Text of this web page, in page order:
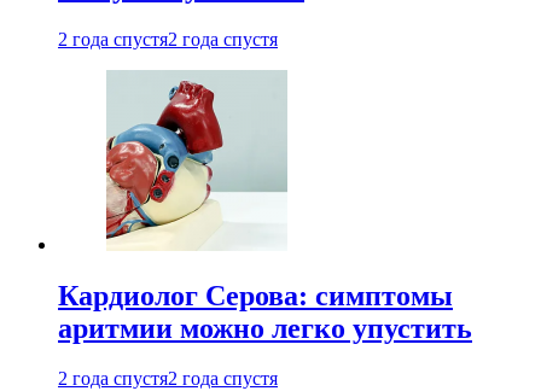
2 года спустя2 года спустя
Кардиолог Серова: симптомы
аритмии можно легко упустить
2 года спустя2 года спустя